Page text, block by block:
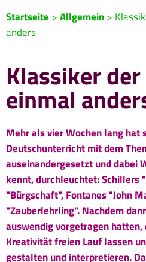
Startseite >Allgemein>
anders
Klassiker
einmal
Mehr als vier Wochen lang hat
Deutschunterricht mit dem
auseinandergesetzt und dabei
kennt, durchleuchtet: Schillers
"Bürgschaft", Fontanes "John
"Zauberlehrling". Nachdem
auswendig vorgetragen
Kreativität freien Lauf lassen
gestalten und interpretieren.